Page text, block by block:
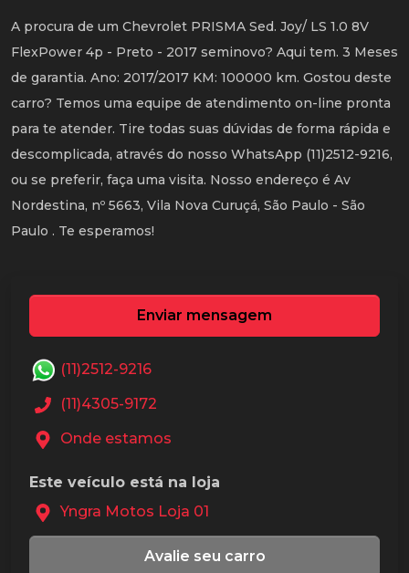
A procura de um Chevrolet PRISMA Sed. Joy/ LS 1.0 8V
FlexPower 4p - Preto - 2017 seminovo? Aqui tem. 3 Meses
de garantia. Ano: 2017/2017 KM: 100000 km. Gostou deste
carro? Temos uma equipe de atendimento on-line pronta
para te atender. Tire todas suas dúvidas de forma rápida e
descomplicada, através do nosso WhatsApp (11)2512-9216,
ou se preferir, faça uma visita. Nosso endereço é Av
Nordestina, nº 5663, Vila Nova Curuçá, São Paulo - São
Paulo . Te esperamos!
Enviar mensagem
(11)2512-9216
(11)4305-9172
Onde estamos
Este veículo está na loja
Yngra Motos Loja 01
Avalie seu carro